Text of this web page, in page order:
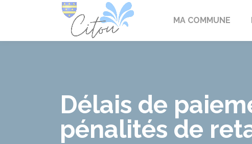
MA COMMUNE
Délais de
pénalités de